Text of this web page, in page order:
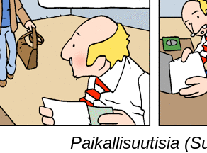
Paikallisuutisia